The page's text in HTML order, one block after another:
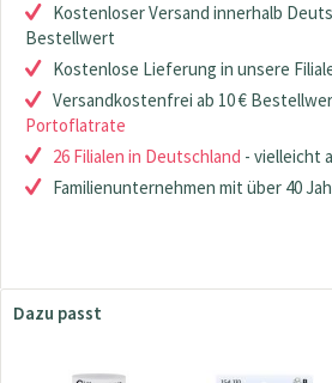
Kostenloser Versand innerhalb
Bestellwert
Kostenlose Lieferung in unsere
Versandkostenfrei ab 10 €
Portoflatrate
26 Filialen in Deutschland - vielleicht
Familienunternehmen mit über 40
Dazu passt